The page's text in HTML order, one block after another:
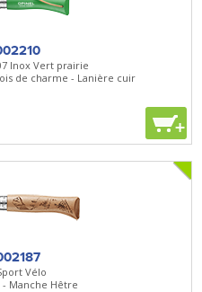
Inox Vert prairie
de charme - Lanière cuir
+
Vélo
Manche Hêtre